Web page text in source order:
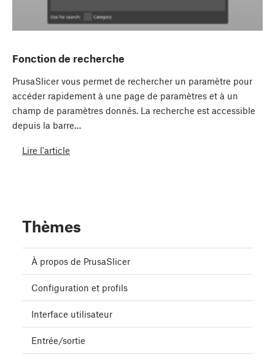
Fonction de recherche
PrusaSlicer vous permet de rechercher un paramètre pour
accéder rapidement à une page de paramètres et à un
champ de paramètres donnés. La recherche est accessible
depuis la barre…
Lire l'article
Thèmes
À propos de PrusaSlicer
Configuration et profils
Interface utilisateur
Entrée/sortie